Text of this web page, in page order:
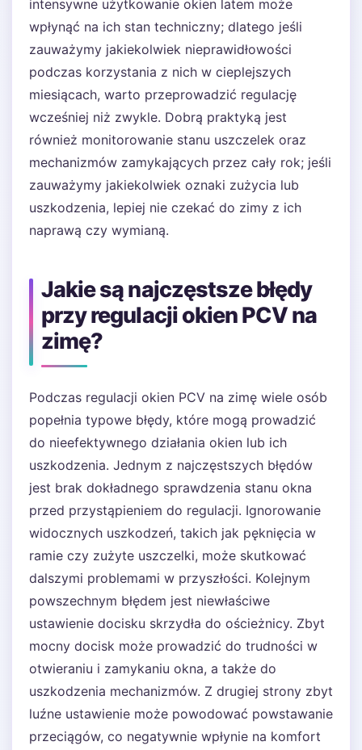
intensywne użytkowanie okien latem może
wpłynąć na ich stan techniczny; dlatego jeśli
zauważymy jakiekolwiek nieprawidłowości
podczas korzystania z nich w cieplejszych
miesiącach, warto przeprowadzić regulację
wcześniej niż zwykle. Dobrą praktyką jest
również monitorowanie stanu uszczelek oraz
mechanizmów zamykających przez cały rok; jeśli
zauważymy jakiekolwiek oznaki zużycia lub
uszkodzenia, lepiej nie czekać do zimy z ich
naprawą czy wymianą.
Jakie są najczęstsze błędy
przy regulacji okien PCV na
zimę?
Podczas regulacji okien PCV na zimę wiele osób
popełnia typowe błędy, które mogą prowadzić
do nieefektywnego działania okien lub ich
uszkodzenia. Jednym z najczęstszych błędów
jest brak dokładnego sprawdzenia stanu okna
przed przystąpieniem do regulacji. Ignorowanie
widocznych uszkodzeń, takich jak pęknięcia w
ramie czy zużyte uszczelki, może skutkować
dalszymi problemami w przyszłości. Kolejnym
powszechnym błędem jest niewłaściwe
ustawienie docisku skrzydła do ościeżnicy. Zbyt
mocny docisk może prowadzić do trudności w
otwieraniu i zamykaniu okna, a także do
uszkodzenia mechanizmów. Z drugiej strony zbyt
luźne ustawienie może powodować powstawanie
przeciągów, co negatywnie wpłynie na komfort